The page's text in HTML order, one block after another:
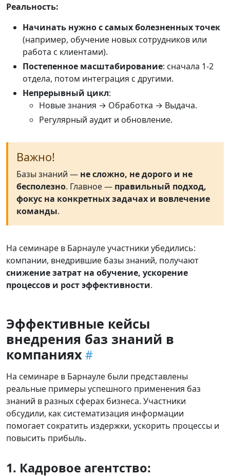
Реальность:
Начинать нужно с самых болезненных точек
(например, обучение новых сотрудников или
работа с клиентами).
Постепенное масштабирование: сначала 1-2
отдела, потом интеграция с другими.
Непрерывный цикл:
Новые знания → Обработка → Выдача.
Регулярный аудит и обновление.
Важно!
Базы знаний — не сложно, не дорого и не
бесполезно. Главное — правильный подход,
фокус на конкретных задачах и вовлечение
команды.
На семинаре в Барнауле участники убедились:
компании, внедрившие базы знаний, получают
снижение затрат на обучение, ускорение
процессов и рост эффективности.
Эффективные кейсы
внедрения баз знаний в
компаниях
На семинаре в Барнауле были представлены
реальные примеры успешного применения баз
знаний в разных сферах бизнеса. Участники
обсудили, как систематизация информации
помогает сократить издержки, ускорить процессы и
повысить прибыль.
1. Кадровое агентство: